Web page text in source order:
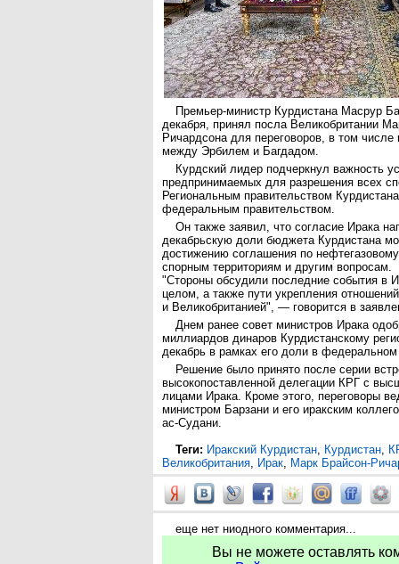
Премьер-министр Курдистана Масрур
декабря, принял посла Великобритании
Ричардсона для переговоров, в том числе
между Эрбилем и Багдадом.
Курдский лидер подчеркнул важность
предпринимаемых для разрешения всех
Региональным правительством
федеральным правительством.
Он также заявил, что согласие Ирака
декабрьскую доли бюджета Курдистана
достижению соглашения по нефтегазовому
спорным территориям и другим вопросам.
"Стороны обсудили последние события в
целом, а также пути укрепления
и Великобританией", — говорится в
Днем ранее совет министров Ирака
миллиардов динаров Курдистанскому
декабрь в рамках его доли в
Решение было принято после серии
высокопоставленной делегации КРГ с
лицами Ирака. Кроме этого, переговоры
министром Барзани и его иракским
ас-Судани.
Теги: Иракский Курдистан, Курдистан,
Великобритания, Ирак, Марк Брайсон-
еще нет ниодного комментария...
Вы не можете оставлять